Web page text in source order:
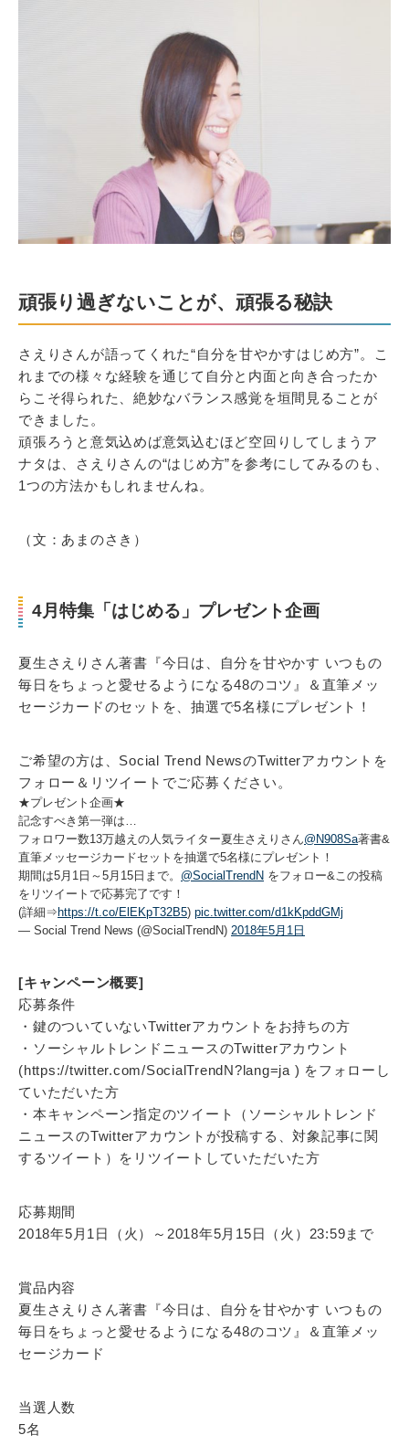
頑張り過ぎないことが、頑張る秘訣
さえりさんが語ってくれた“自分を甘やかすはじめ方”。こ
れまでの様々な経験を通じて自分と内面と向き合ったか
らこそ得られた、絶妙なバランス感覚を垣間見ることが
できました。
頑張ろうと意気込めば意気込むほど空回りしてしまうア
ナタは、さえりさんの“はじめ方”を参考にしてみるのも、
1つの方法かもしれませんね。
（文：あまのさき）
4月特集「はじめる」プレゼント企画
夏生さえりさん著書『今日は、自分を甘やかす いつもの
毎日をちょっと愛せるようになる48のコツ』＆直筆メッ
セージカードのセットを、抽選で5名様にプレゼント！
ご希望の方は、Social Trend NewsのTwitterアカウントを
フォロー＆リツイートでご応募ください。
★プレゼント企画★
記念すべき第一弾は…
フォロワー数13万越えの人気ライター夏生さえりさん@N908Sa著書&
直筆メッセージカードセットを抽選で5名様にプレゼント！
期間は5月1日～5月15日まで。 @SocialTrendN をフォロー&この投稿
をリツイートで応募完了です！
(詳細⇒ https://t.co/ElEKpT32B5) pic.twitter.com/d1kKpddGMj
— Social Trend News (@SocialTrendN) 2018年5月1日
[キャンペーン概要]
応募条件
・鍵のついていないTwitterアカウントをお持ちの方
・ソーシャルトレンドニュースのTwitterアカウント
(https://twitter.com/SocialTrendN?lang=ja ) をフォローし
ていただいた方
・本キャンペーン指定のツイート（ソーシャルトレンド
ニュースのTwitterアカウントが投稿する、対象記事に関
するツイート）をリツイートしていただいた方
応募期間
2018年5月1日（火）～2018年5月15日（火）23:59まで
賞品内容
夏生さえりさん著書『今日は、自分を甘やかす いつもの
毎日をちょっと愛せるようになる48のコツ』＆直筆メッ
セージカード
当選人数
5名